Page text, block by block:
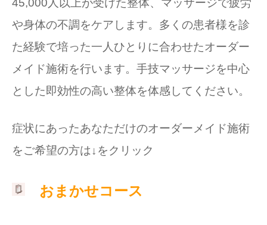
45,000人以上が受けた整体、マッサージで疲労
や身体の不調をケアします。多くの患者様を診
た経験で培った一人ひとりに合わせたオーダー
メイド施術を行います。手技マッサージを中心
とした即効性の高い整体を体感してください。
症状にあったあなただけのオーダーメイド施術
をご希望の方は↓をクリック
おまかせコース